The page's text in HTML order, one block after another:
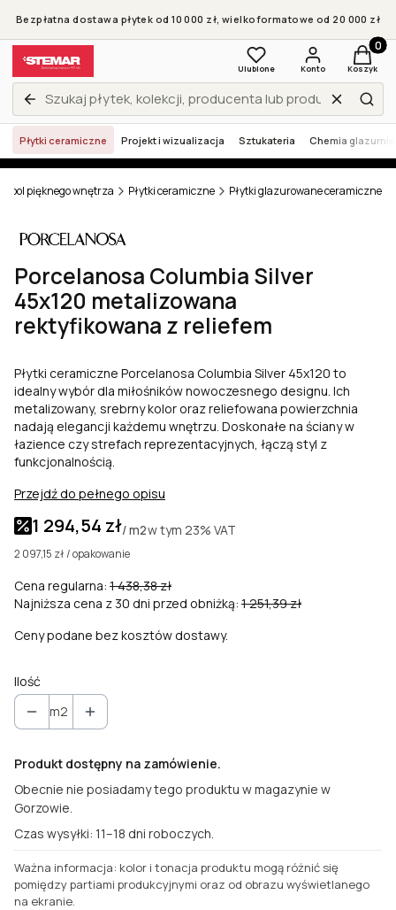
Bezpłatna dostawa płytek od 10 000 zł, wielkoformatowe od 20 000 zł
Zamknij wyszukiwarkę
Wyczyść
Ulubione Konto Koszyk
Płytki ceramiczne Projekt i wizualizacja Sztukateria Chemia
pięknego wnętrza Płytki ceramiczne Płytki glazurowane ceramiczne
Porcelanosa Columbia Silver
45x120 metalizowana
rektyfikowana z reliefem
Płytki ceramiczne Porcelanosa Columbia Silver 45x120 to
idealny wybór dla miłośników nowoczesnego designu. Ich
metalizowany, srebrny kolor oraz reliefowana powierzchnia
nadają elegancji każdemu wnętrzu. Doskonałe na ściany w
łazience czy strefach reprezentacyjnych, łączą styl z
funkcjonalnością.
Przejdź do pełnego opisu
1 294,54 zł/ m2w tym 23% VAT
2 097,15 zł / opakowanie
Cena regularna: 1 438,38 zł
Najniższa cena z 30 dni przed obniżką: 1 251,39 zł
Ceny podane bez kosztów dostawy.
Ilość
m2
Produkt dostępny na zamówienie.
Obecnie nie posiadamy tego produktu w magazynie w
Gorzowie.
Czas wysyłki: 11–18 dni roboczych.
Ważna informacja: kolor i tonacja produktu mogą różnić się
pomiędzy partiami produkcyjnymi oraz od obrazu wyświetlanego
na ekranie.